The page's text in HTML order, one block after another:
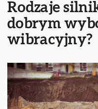
Rodzaje
dobrym
wibracyjny?